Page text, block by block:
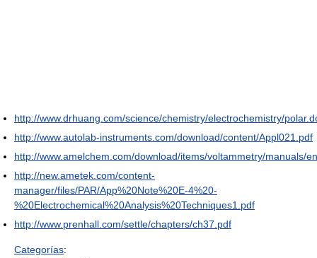
http://www.drhuang.com/science/chemistry/electrochemistry/
http://www.autolab-instruments.com/download/content/Appl021.pdf
http://www.amelchem.com/download/items/voltammetry/manuals/
http://new.ametek.com/content-
manager/files/PAR/App%20Note%20E-4%20-
%20Electrochemical%20Analysis%20Techniques1.pdf
http://www.prenhall.com/settle/chapters/ch37.pdf
Categorías: